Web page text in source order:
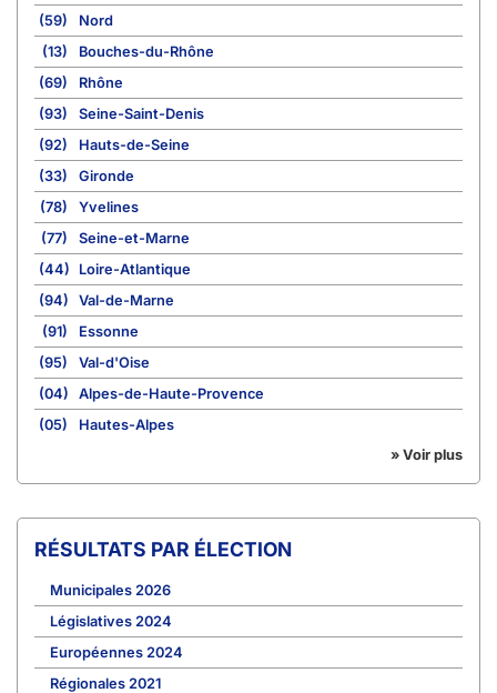
(59)
Nord
(13)
Bouches-du-Rhône
(69)
Rhône
(93)
Seine-Saint-Denis
(92)
Hauts-de-Seine
(33)
Gironde
(78)
Yvelines
(77)
Seine-et-Marne
(44)
Loire-Atlantique
(94)
Val-de-Marne
(91)
Essonne
(95)
Val-d'Oise
(04)
Alpes-de-Haute-Provence
(05)
Hautes-Alpes
» Voir plus
RÉSULTATS PAR ÉLECTION
Municipales 2026
Législatives 2024
Européennes 2024
Régionales 2021